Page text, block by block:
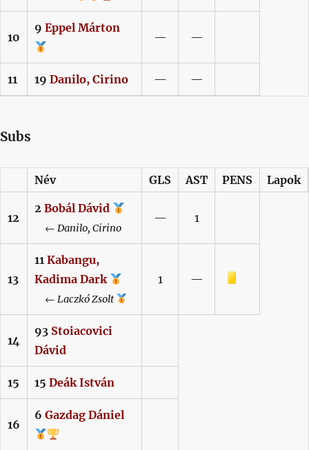
10
9 Eppel Márton
— —
11 19 Danilo, Cirino — —
Subs
Név GLS AST PENS Lapok
12
2 Bobál Dávid
← Danilo, Cirino
— 1
13
11 Kabangu,
Kadima Dark
← LaczkóZsolt
1 —
Sárga lap
14
93 Stoiacovici
Dávid
15 15 Deák István
16
6 Gazdag Dániel